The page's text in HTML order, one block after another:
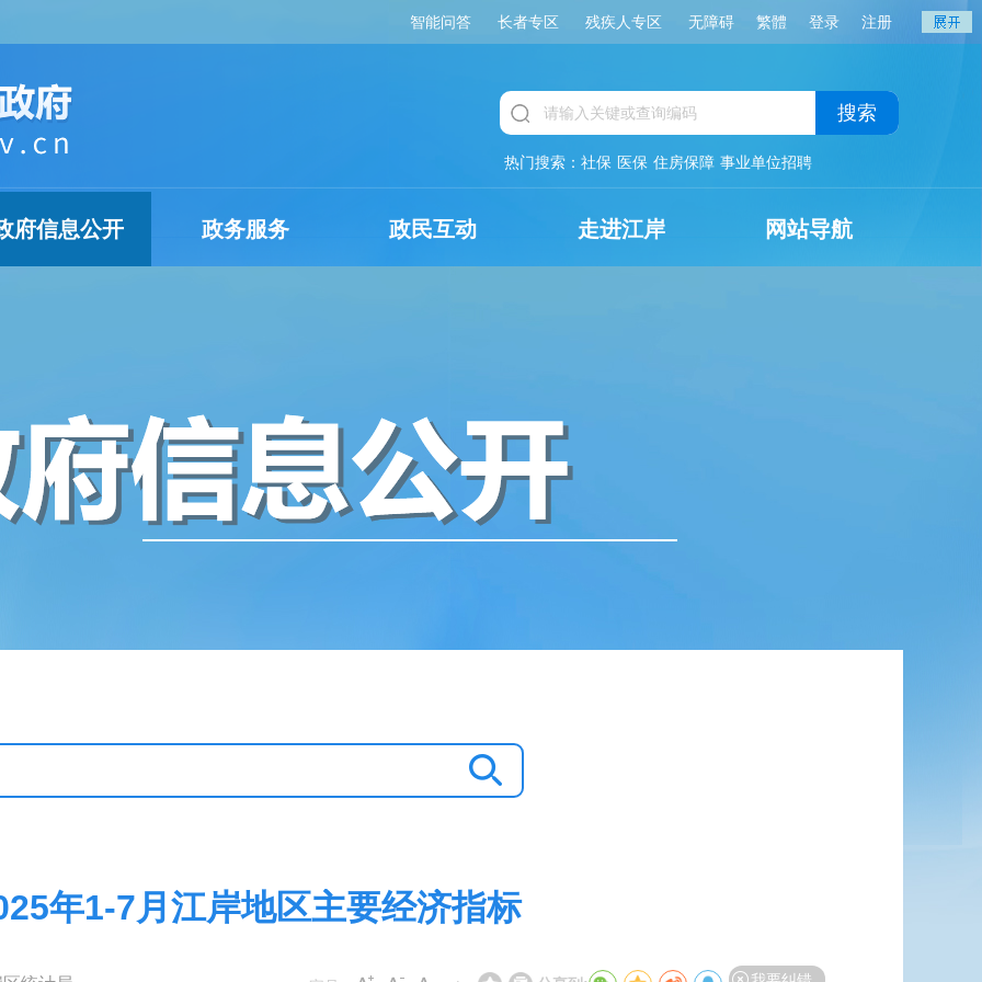
智能问答 长者专区 残疾人专区 无障碍 繁體 登录 注册
搜索
热门搜索： 社保 医保 住房保障 事业单位招聘
府信息公开 政务服务 政民互动 走进江岸 网站导航
年1-7月江岸地区主要经济指标